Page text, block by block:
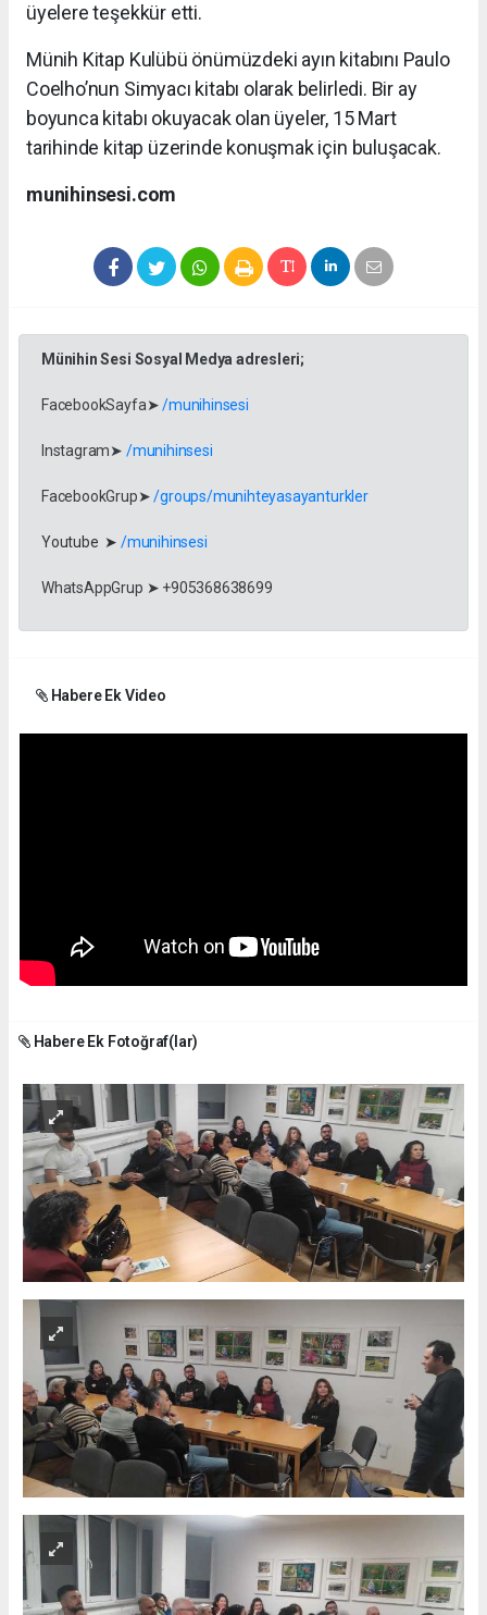
üyelere teşekkür etti.
Münih Kitap Kulübü önümüzdeki ayın kitabını Paulo
Coelho’nun Simyacı kitabı olarak belirledi. Bir ay
boyunca kitabı okuyacak olan üyeler, 15 Mart
tarihinde kitap üzerinde konuşmak için buluşacak.
munihinsesi.com
Münihin Sesi Sosyal Medya adresleri;
FacebookSayfa➤/munihinsesi
Instagram➤ /munihinsesi
FacebookGrup➤/groups/munihteyasayanturkler
Youtube ➤ /munihinsesi
WhatsAppGrup ➤ +905368638699
Habere Ek Video
Habere Ek Fotoğraf(lar)